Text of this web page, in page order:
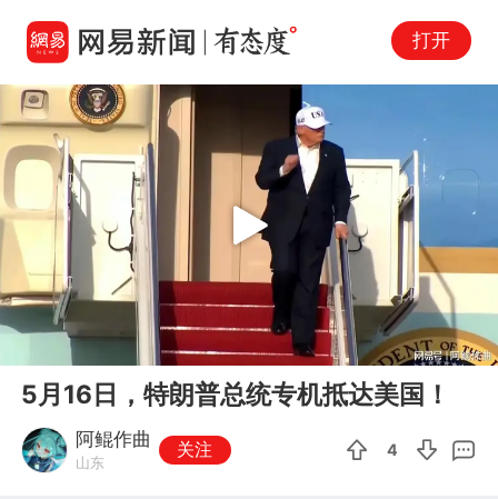
打开
04:28
Play
5月16日，特朗普总统专机抵达美国！
阿鲲作曲
山东
关注 4